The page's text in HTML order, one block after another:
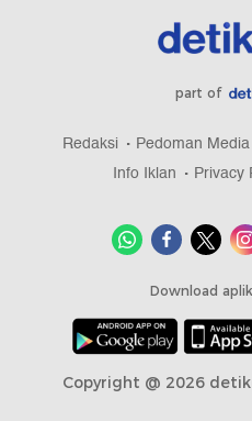
part of
Redaksi Pedoman
Info Iklan
Privacy
Download
Copyright @ 2026